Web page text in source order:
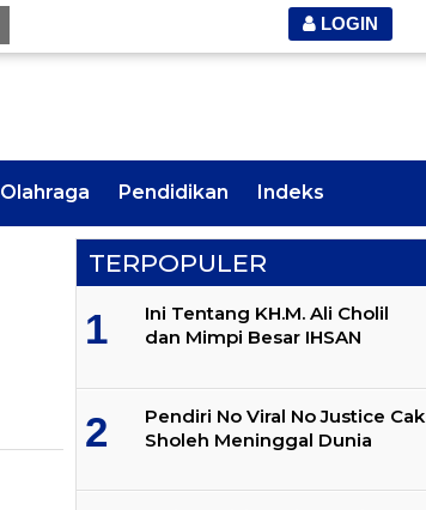
LOGIN
Olahraga Pendidikan Indeks
TERPOPULER
Ini Tentang KH.M. Ali Cholil
dan Mimpi Besar IHSAN
Pendiri No Viral No Justice Cak
Sholeh Meninggal Dunia